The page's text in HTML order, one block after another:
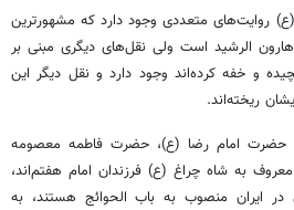
(ع) روایت‌های متعددی وجود دارد که مشهورترین
الرشید است ولی نقل‌های دیگری مبنی بر
و خفه کرده‌اند وجود دارد و نقل دیگر این
ریخته‌اند.
حضرت امام رضا (ع)، حضرت فاطمه معصومه
به شاه چراغ (ع) فرزندان امام هفتم‌اند،
در ایران منصوب به باب الحوائج هستند، به